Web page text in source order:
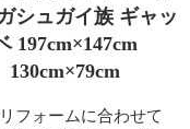
シュガイ族 ギャッ
197cm×147cm
130cm×79cm
フォームに合わせて